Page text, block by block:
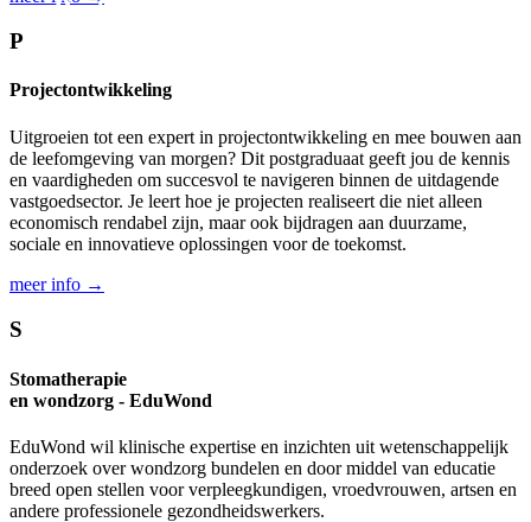
Postgraduaten.
P
Projectontwikkeling
Uitgroeien tot een expert in projectontwikkeling en mee bouwen aan
de leefomgeving van morgen? Dit postgraduaat geeft jou de kennis
en vaardigheden om succesvol te navigeren binnen de uitdagende
vastgoedsector. Je leert hoe je projecten realiseert die niet alleen
economisch rendabel zijn, maar ook bijdragen aan duurzame,
sociale en innovatieve oplossingen voor de toekomst.
meer info →
S
Stomatherapie
en wondzorg - EduWond
EduWond wil klinische expertise en inzichten uit wetenschappelijk
onder­zoek over wond­zorg bundelen en door middel van educatie
breed open stellen voor verpleeg­kundigen, vroed­vrouwen, artsen en
andere professionele gezondheids­werkers.